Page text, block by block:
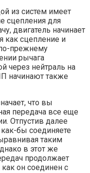
из систем имеет
сцепления для
двигатель начинает
как сцепление и
прежнему
рычага
через нейтраль на
начинают также
что вы
передача все еще
Отпустив далее
бы соединяете
таким
в этот же
продолжает
он соединен с